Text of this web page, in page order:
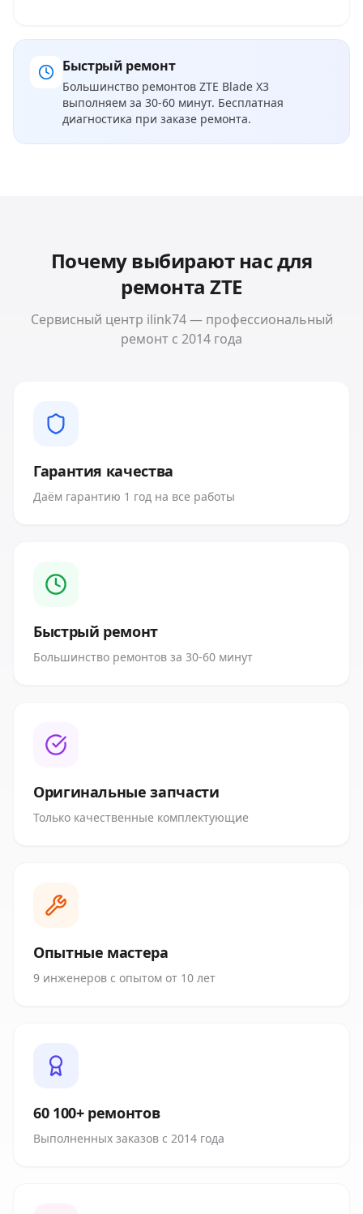
Быстрый ремонт
Большинство ремонтов ZTE Blade X3
выполняем за 30-60 минут. Бесплатная
диагностика при заказе ремонта.
Почему выбирают нас для
ремонтаZTE
Сервисный центр ilink74 — профессиональный
ремонт с 2014 года
Гарантия качества
Даём гарантию 1 год на все работы
Быстрый ремонт
Большинство ремонтов за 30-60 минут
Оригинальные запчасти
Только качественные комплектующие
Опытные мастера
9 инженеров с опытом от 10 лет
60 100+ ремонтов
Выполненных заказов с 2014 года